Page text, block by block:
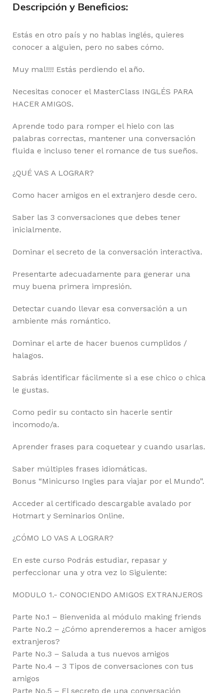
Descripción y Beneficios:
Estás en otro país y no hablas inglés, quieres
conocer a alguien, pero no sabes cómo.
Muy mal!!!! Estás perdiendo el año.
Necesitas conocer el MasterClass INGLÉS PARA
HACER AMIGOS.
Aprende todo para romper el hielo con las
palabras correctas, mantener una conversación
fluida e incluso tener el romance de tus sueños.
¿QUÉ VAS A LOGRAR?
Como hacer amigos en el extranjero desde cero.
Saber las 3 conversaciones que debes tener
inicialmente.
Dominar el secreto de la conversación interactiva.
Presentarte adecuadamente para generar una
muy buena primera impresión.
Detectar cuando llevar esa conversación a un
ambiente más romántico.
Dominar el arte de hacer buenos cumplidos /
halagos.
Sabrás identificar fácilmente si a ese chico o chica
le gustas.
Como pedir su contacto sin hacerle sentir
incomodo/a.
Aprender frases para coquetear y cuando usarlas.
Saber múltiples frases idiomáticas.
Bonus “Minicurso Ingles para viajar por el Mundo”.
Acceder al certificado descargable avalado por
Hotmart y Seminarios Online.
¿CÓMO LO VAS A LOGRAR?
En este curso Podrás estudiar, repasar y
perfeccionar una y otra vez lo Siguiente:
MODULO 1.- CONOCIENDO AMIGOS EXTRANJEROS
Parte No.1 – Bienvenida al módulo making friends
Parte No.2 – ¿Cómo aprenderemos a hacer amigos
extranjeros?
Parte No.3 – Saluda a tus nuevos amigos
Parte No.4 – 3 Tipos de conversaciones con tus
amigos
Parte No.5 – El secreto de una conversación